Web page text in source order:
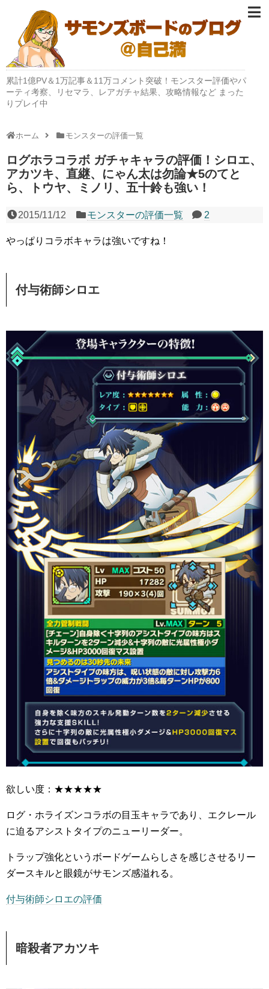
累計1億PV＆1万記事＆11万コメント突破！モンスター評価やパ
ーティ考察、リセマラ、レアガチャ結果、攻略情報など まった
りプレイ中
ホーム モンスターの評価一覧
ログホラコラボ ガチャキャラの評価！シロエ、
アカツキ、直継、にゃん太は勿論★5のてと
ら、トウヤ、ミノリ、五十鈴も強い！
2015/11/12 モンスターの評価一覧 2
やっぱりコラボキャラは強いですね！
付与術師シロエ
欲しい度：★★★★★
ログ・ホライズンコラボの目玉キャラであり、エクレール
に迫るアシストタイプのニューリーダー。
トラップ強化というボードゲームらしさを感じさせるリー
ダースキルと眼鏡がサモンズ感溢れる。
付与術師シロエの評価
暗殺者アカツキ